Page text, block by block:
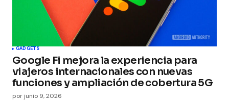
GADGETS
Google Fi mejora la experiencia para
viajeros internacionales con nuevas
funciones y ampliación de cobertura 5G
por junio 9, 2026